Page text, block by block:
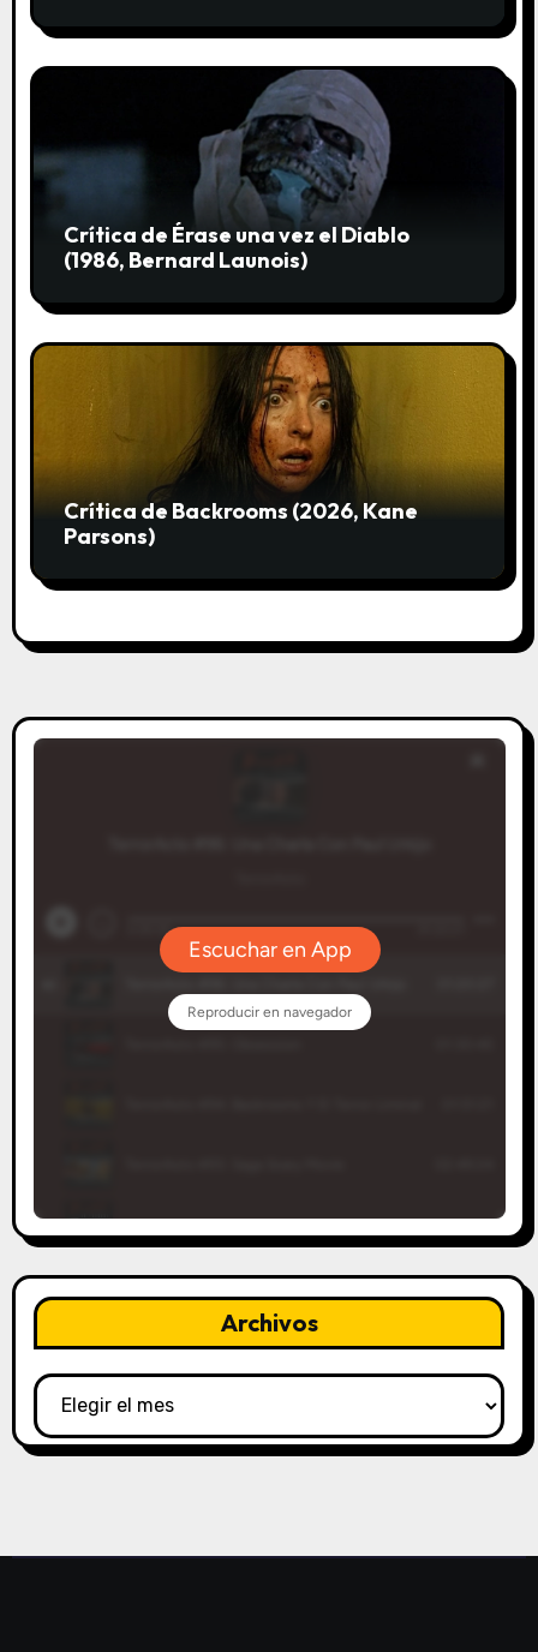
d
s
Crítica de Érase una vez el Diablo
(1986, Bernard Launois)
Crítica de Backrooms (2026, Kane
Parsons)
Archivos
Archivos